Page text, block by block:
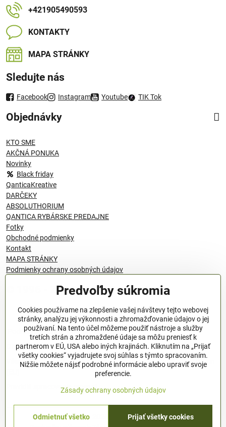
+421905490593
KONTAKTY
MAPA STRÁNKY
Sledujte nás
Facebook Instagram Youtube TIK Tok
Objednávky
KTO SME
AKČNÁ PONUKA
Novinky
Black friday
QanticaKreative
DARČEKY
ABSOLUTHORIUM
QANTICA RYBÁRSKE PREDAJNE
Fotky
Obchodné podmienky
Kontakt
MAPA STRÁNKY
Podmienky ochrany osobných údajov
© 1996 - 2024 QANTICA S.R.O
Podmienky ochrany osobných údajov
OBCHODNÉ PODMIENKY
Všeobecné nariadenie o bezpečnosti produktov (GPSR), Regulation
Pravidlá spracovania recenzií
©
Copyright
Predvoľby súkromia
Cookies používame na zlepšenie vašej návštevy tejto webovej
stránky, analýzu jej výkonnosti a zhromažďovanie údajov o jej
používaní. Na tento účel môžeme použiť nástroje a služby
tretích strán a zhromaždené údaje sa môžu preniesť k
partnerom v EÚ, USA alebo iných krajinách. Kliknutím na „Prijať
všetky cookies“ vyjadrujete svoj súhlas s týmto spracovaním.
Nižšie môžete nájsť podrobné informácie alebo upraviť svoje
preferencie.
Zásady ochrany osobných údajov
Prijať všetky cookies
Odmietnuť všetko